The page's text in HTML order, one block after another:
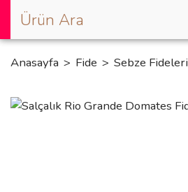
Anasayfa Fide Sebze Fideleri